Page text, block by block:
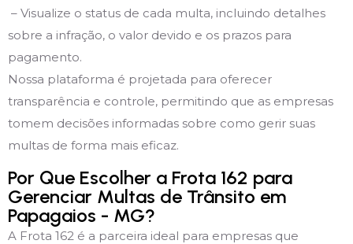
– Visualize o status de cada multa, incluindo detalhes
sobre a infração, o valor devido e os prazos para
pagamento.
Nossa plataforma é projetada para oferecer
transparência e controle, permitindo que as empresas
tomem decisões informadas sobre como gerir suas
multas de forma mais eficaz.
Por Que Escolher a Frota 162 para
Gerenciar Multas de Trânsito em
Papagaios - MG?
A Frota 162 é a parceira ideal para empresas que